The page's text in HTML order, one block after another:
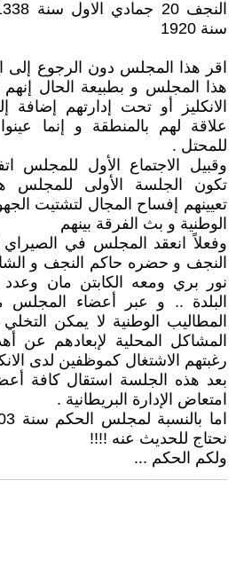
سنة 1920
اقر هذا المجلس دون الرجوع
هذا المجلس و بطبيعة الحال إنهم
الانكليز أو تحت إدارتهم
علاقة لهم بالمنطقة و إنما عينوا
للمحتل .
وقبيل الاجتماع الأول للمجلس
تكون الجلسة الأولى للمجلس
تعيينهم إفساح المجال لتشتيت
الوطنية و بث الفرقة بينهم
وفعلاً انعقد المجلس في
النجف و حضره حاكم النجف و
نور بري ومعه الكابتن مان
البلدة .. و عبر أعضاء المجلس
المطاليب الوطنية لا يمكن
المشاكل المحلية لإبعادهم عن
رغبتهم الاشتغال كموظفين لدى
بعد هذه الجلسة استقال كافة
امتعاض الإدارة البريطانية .
نحتاج للحديث عنه !!!!
ولكم الحكم ...